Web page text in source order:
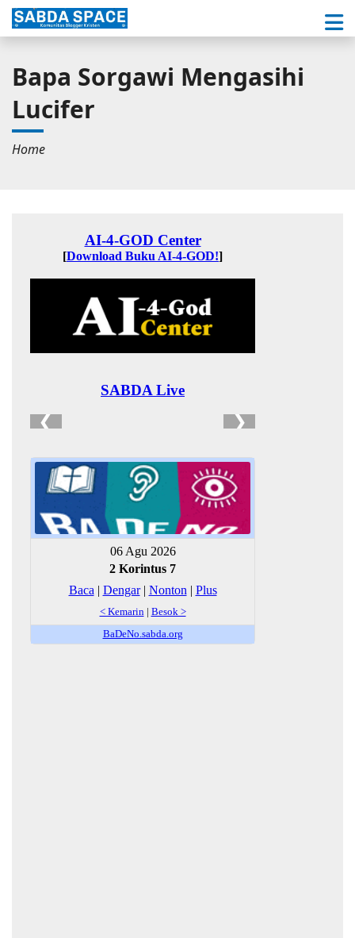
Bapa Sorgawi Mengasihi
Lucifer
Home